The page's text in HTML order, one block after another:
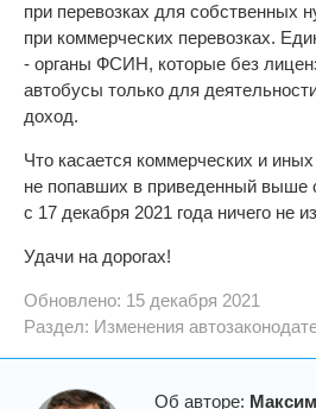
при перевозках для собственных
при коммерческих перевозках.
- органы ФСИН, которые без
автобусы только для
доход.
Что касается коммерческих и иных
не попавших в приведенный выше
с 17 декабря 2021 года ничего не
Удачи на дорогах!
Обновлено: 15 декабря 2021
Раздел: Изменения
Об авторе: